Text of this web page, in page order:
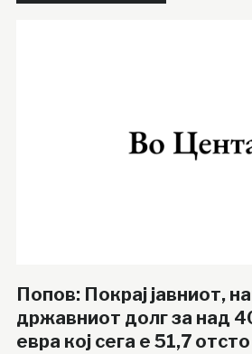
Попов: Покрај јавниот,
државниот долг за над
евра кој сега е 51,7